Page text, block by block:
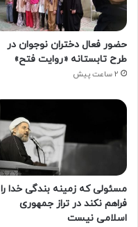
حضور فعال دختران نوجوان در
طرح تابستانه «روایت فتح»
2 ساعت پیش
مسئولی که زمینه بندگی خدا را
فراهم نکند در تراز جمهوری
اسلامی نیست